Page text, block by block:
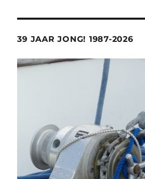
39 JAAR JONG! 1987-2026